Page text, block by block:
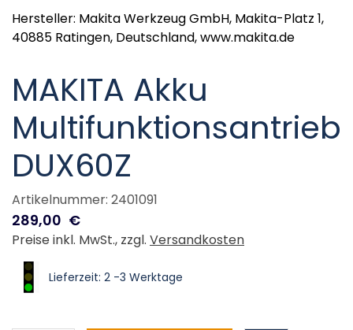
Hersteller: Makita Werkzeug GmbH, Makita-Platz 1,
40885 Ratingen, Deutschland, www.makita.de
MAKITA Akku
Multifunktionsantrieb
DUX60Z
Artikelnummer: 2401091
289,00 €
Preise inkl. MwSt., zzgl. Versandkosten
Lieferzeit: 2 -3 Werktage